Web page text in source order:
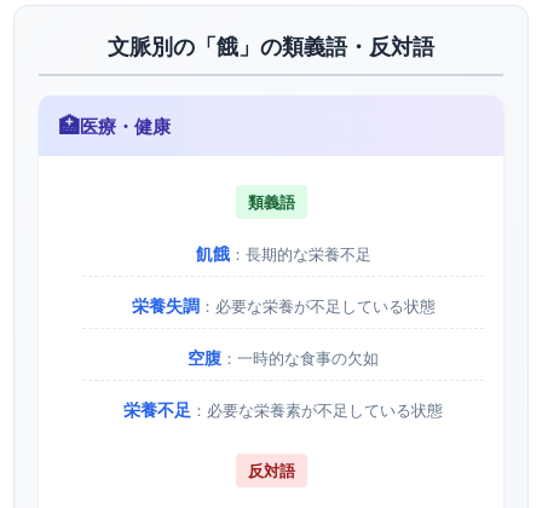
文脈別の「餓」の類義語・反対語
🏥医療・健康
類義語
飢餓：長期的な栄養不足
栄養失調：必要な栄養が不足している状態
空腹 ：一時的な食事の欠如
栄養不足 ：必要な栄養素が不足している状態
反対語